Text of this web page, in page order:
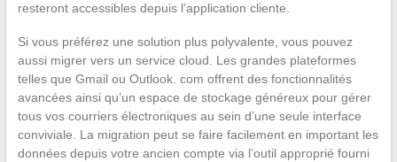
resteront accessibles depuis l’application cliente.
Si vous préférez une solution plus polyvalente, vous pouvez
aussi migrer vers un service cloud. Les grandes plateformes
telles que Gmail ou Outlook. com offrent des fonctionnalités
avancées ainsi qu’un espace de stockage généreux pour gérer
tous vos courriers électroniques au sein d’une seule interface
conviviale. La migration peut se faire facilement en important les
données depuis votre ancien compte via l’outil approprié fourni